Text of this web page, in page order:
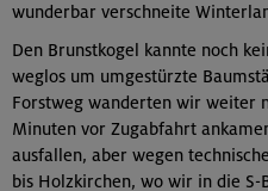
wunderbar verschneite
Den Brunstkogel kannte noch
weglos um umgestürzte
Forstweg wanderten wir weiter
Minuten vor Zugabfahrt
ausfallen, aber wegen
bis Holzkirchen, wo wir in die S-